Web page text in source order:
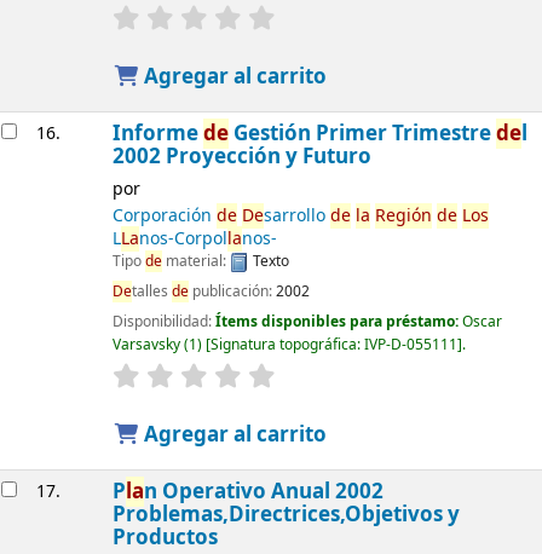
Agregar al carrito
16. InformedeGestión Primer Trimestredel
2002 Proyección y Futuro
por
Corporación de Desarrollode la Región de Los
LLanos-Corpollanos-
Tipodematerial:
Texto
Detalles depublicación:2002
Disponibilidad:Ítems disponibles para préstamo:Oscar
Varsavsky(1) Signatura topográfica:IVP-D-055111 .
Agregar al carrito
17. Plan Operativo Anual 2002
Problemas,Directrices,Objetivos y
Productos